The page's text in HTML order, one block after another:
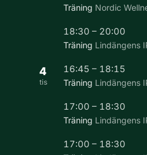
Träning Nordic
18:30 – 20:00
Träning Lindängens
4
tis
16:45 – 18:15
Träning Lindängens
17:00 – 18:30
Träning Lindängens
17:00 – 18:30